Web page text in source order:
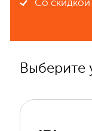
Со скидкой
Выберите